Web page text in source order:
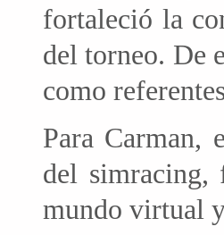
fortaleció la
del torneo. De
como
Para Carman,
del simracing,
mundo virtual